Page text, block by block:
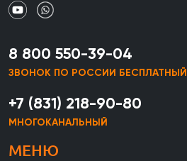
8 800 550-39-04
ЗВОНОК ПО РОССИИ БЕСПЛАТНЫЙ
+7 (831) 218-90-80
МНОГОКАНАЛЬНЫЙ
МЕНЮ